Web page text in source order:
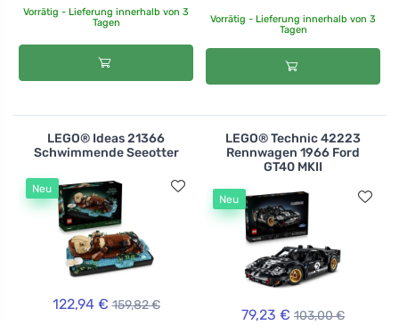
Vorrätig - Lieferung innerhalb von 3
Tagen
Vorrätig - Lieferung innerhalb von 3
Tagen
LEGO® Ideas 21366
Schwimmende Seeotter
Neu
122,94 € 159,82 €
LEGO® Technic 42223
Rennwagen 1966 Ford
GT40 MKII
Neu
79,23 € 103,00 €